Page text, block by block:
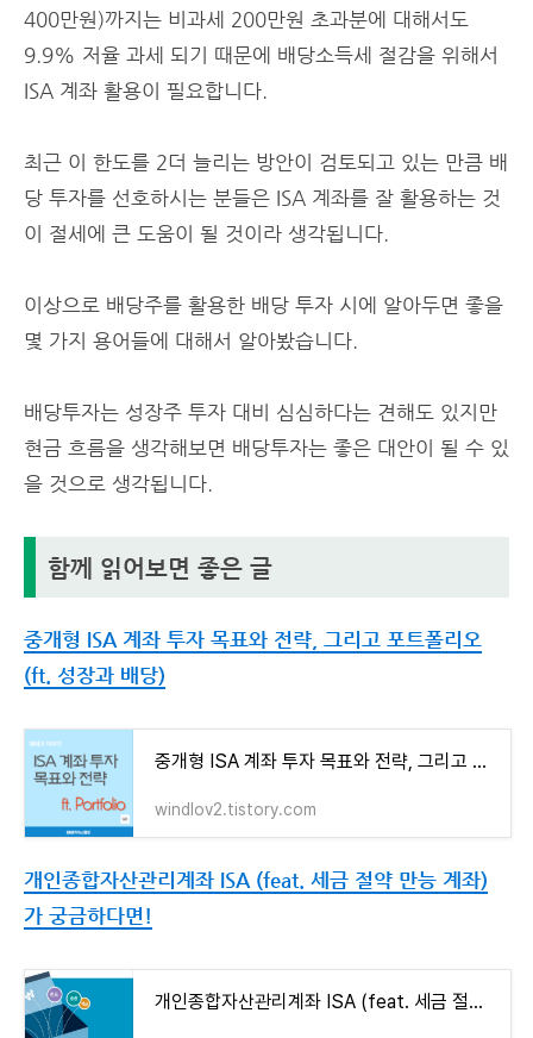
400만원)까지는 비과세 200만원 초과분에 대해서도
9.9% 저율 과세 되기 때문에 배당소득세 절감을 위해서
ISA 계좌 활용이 필요합니다.
최근 이 한도를 2더 늘리는 방안이 검토되고 있는 만큼 배
당 투자를 선호하시는 분들은 ISA 계좌를 잘 활용하는 것
이 절세에 큰 도움이 될 것이라 생각됩니다.
이상으로 배당주를 활용한 배당 투자 시에 알아두면 좋을
몇 가지 용어들에 대해서 알아봤습니다.
배당투자는 성장주 투자 대비 심심하다는 견해도 있지만
현금 흐름을 생각해보면 배당투자는 좋은 대안이 될 수 있
을 것으로 생각됩니다.
함께 읽어보면 좋은 글
중개형 ISA 계좌 투자 목표와 전략, 그리고 포트폴리오
(ft. 성장과 배당)
중개형 ISA 계좌 투자 목표와 전략, 그리고 포트폴리오 (ft. 성장과 배당)
windlov2.tistory.com
개인종합자산관리계좌 ISA (feat. 세금 절약 만능 계좌)
가 궁금하다면!
개인종합자산관리계좌 ISA (feat. 세금 절약 만능 계좌) 가 궁금하다면!